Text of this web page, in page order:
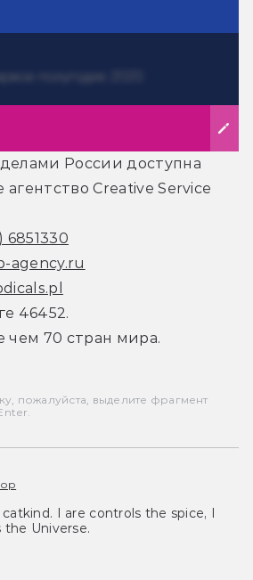
России доступна
Creative Service
6851330
agency.ru
46452.
чем 70 стран мира.
пожалуйста, выделите фрагмент
I are controls the spice, I
the Universe.